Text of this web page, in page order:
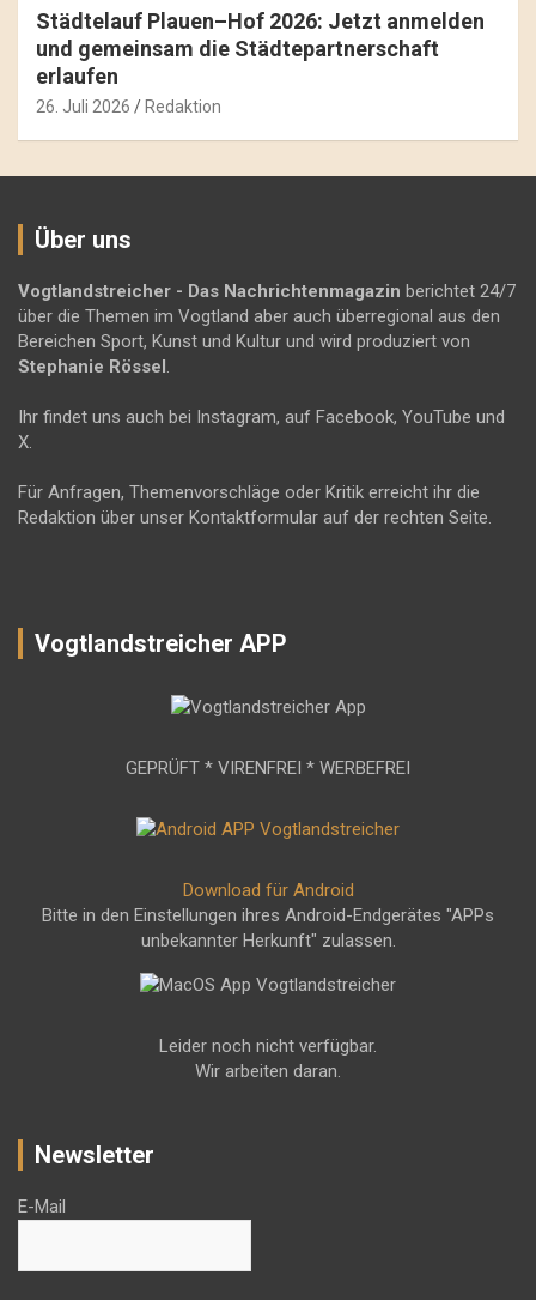
Städtelauf Plauen–Hof 2026: Jetzt anmelden
und gemeinsam die Städtepartnerschaft
erlaufen
26. Juli 2026 Redaktion
Über uns
Vogtlandstreicher - Das Nachrichtenmagazin berichtet 24/7
über die Themen im Vogtland aber auch überregional aus den
Bereichen Sport, Kunst und Kultur und wird produziert von
Stephanie Rössel .
Ihr findet uns auch bei Instagram, auf Facebook, YouTube und
X.
Für Anfragen, Themenvorschläge oder Kritik erreicht ihr die
Redaktion über unser Kontaktformular auf der rechten Seite.
Vogtlandstreicher APP
GEPRÜFT * VIRENFREI * WERBEFREI
Download für Android
Bitte in den Einstellungen ihres Android-Endgerätes "APPs
unbekannter Herkunft" zulassen.
Leider noch nicht verfügbar.
Wir arbeiten daran.
Newsletter
E-Mail